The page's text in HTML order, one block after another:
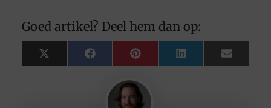
Goed artikel? Deel hem dan op:
X
(Twitter)
FacebookPinterest LinkedIn Email